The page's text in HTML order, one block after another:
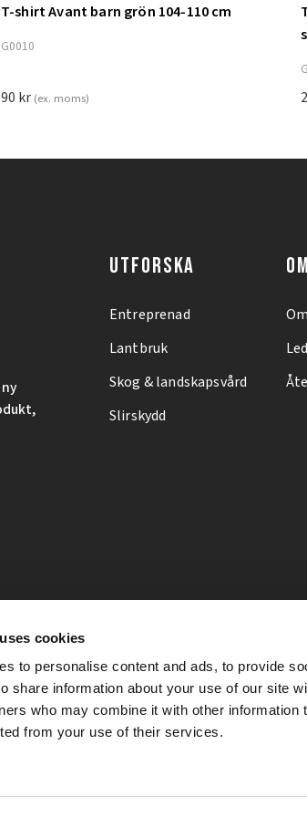
cookies
to personalise content and ads, to provide
share information about your use of our site
who may combine it with other information
from your use of their services.
Lägg till i varukorg
T-shirt Avant barn grön 104-110 cm
G0010
90 kr (ex. moms)
UTFORSKA
Entreprenad
Lantbruk
Skog & landskapsvård
Slirskydd